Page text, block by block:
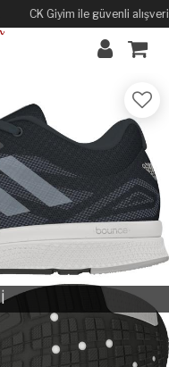
CK Giyim ile güvenli